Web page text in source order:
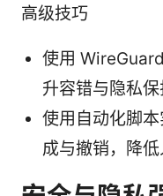
高级技巧
使用
升容错与隐私保
使用自动化脚
成与撤销，降低